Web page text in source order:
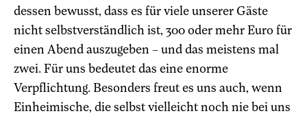
dessen bewusst, dass es für viele unserer Gäste
nicht selbstverständlich ist, 300 oder mehr Euro für
einen Abend auszugeben – und das meistens mal
zwei. Für uns bedeutet das eine enorme
Verpflichtung. Besonders freut es uns auch, wenn
Einheimische, die selbst vielleicht noch nie bei uns